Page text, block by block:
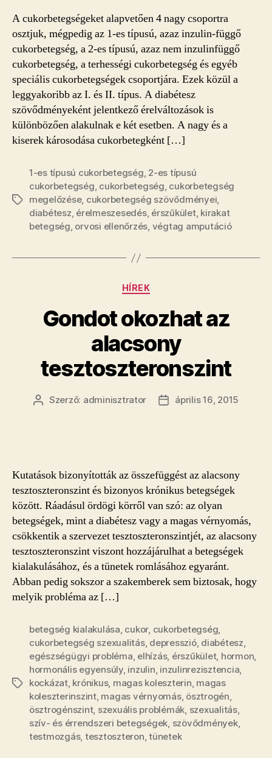
kockázatát
bejegyzéshez
A cukorbetegségeket alapvetően 4 nagy csoportra
osztjuk, mégpedig az 1-es típusú, azaz inzulin-függő
cukorbetegség, a 2-es típusú, azaz nem inzulinfüggő
cukorbetegség, a terhességi cukorbetegség és egyéb
speciális cukorbetegségek csoportjára. Ezek közül a
leggyakoribb az I. és II. típus. A diabétesz
szövődményeként jelentkező érelváltozások is
különbözően alakulnak e két esetben. A nagy és a
kiserek károsodása cukorbetegként […]
Címkék
1-es típusú cukorbetegség, 2-es típusú
cukorbetegség, cukorbetegség, cukorbetegség
megelőzése, cukorbetegség szövődményei,
diabétesz, érelmeszesedés, érszűkület, kirakat
betegség, orvosi ellenőrzés, végtag amputáció
Kategóriák
HÍREK
Gondot okozhat az
alacsony
tesztoszteronszint
Bejegyzés
Szerző: adminisztrator
Bejegyzés
április 16, 2015
Kutatások bizonyították az összefüggést az alacsony
tesztoszteronszint és bizonyos krónikus betegségek
között. Ráadásul ördögi körről van szó: az olyan
betegségek, mint a diabétesz vagy a magas vérnyomás,
csökkentik a szervezet tesztoszteronszintjét, az alacsony
tesztoszteronszint viszont hozzájárulhat a betegségek
kialakulásához, és a tünetek romlásához egyaránt.
Abban pedig sokszor a szakemberek sem biztosak, hogy
melyik probléma az […]
Címkék
betegség kialakulása cukor, cukorbetegség
cukorbetegség szexualitás, depresszió, diabétesz
egészségügyi probléma elhízás, érszűkület, hormon
hormonális egyensúly, inzulin inzulinrezisztencia
kockázat, krónikus, magas koleszterin magas
koleszterinszint, magas vérnyomás, ösztrogén
ösztrogénszint, szexuális problémák szexualitás,
szív- és érrendszeri betegségek szövődmények,
testmozgás, tesztoszteron ,tünetek